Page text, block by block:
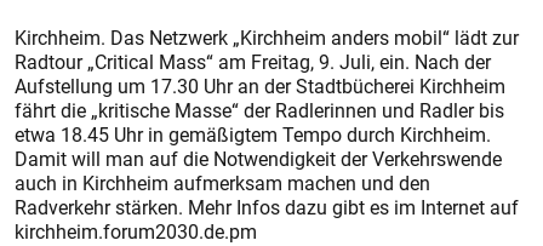
Kirchheim. Das Netzwerk „Kirchheim anders mobil“ lädt zur
Radtour „Critical Mass“ am Freitag, 9. Juli, ein. Nach der
Aufstellung um 17.30 Uhr an der Stadtbücherei Kirchheim
fährt die „kritische Masse“ der Radlerinnen und Radler bis
etwa 18.45 Uhr in gemäßigtem Tempo durch Kirchheim.
Damit will man auf die Notwendigkeit der Verkehrswende
auch in Kirchheim aufmerksam machen und den
Radverkehr stärken. Mehr Infos dazu gibt es im Internet auf
kirchheim.forum2030.de.pm